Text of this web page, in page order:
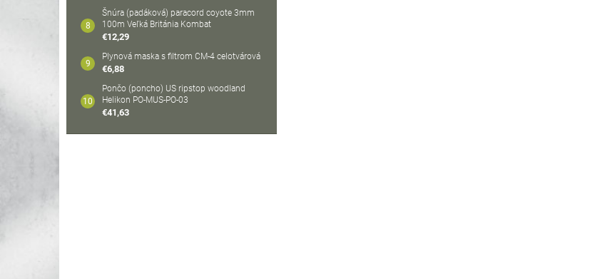
Šnúra (padáková) paracord coyote 3mm
100m Veľká Británia Kombat
€12,29
Plynová maska s filtrom CM-4 celotvárová
€6,88
Pončo (poncho) US ripstop woodland
Helikon PO-MUS-PO-03
€41,63